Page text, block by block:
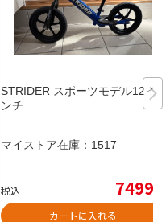
STRIDER スポーツモデル12イ
ンチ
マイストア在庫： 1517
税込 7499
カートに入れる